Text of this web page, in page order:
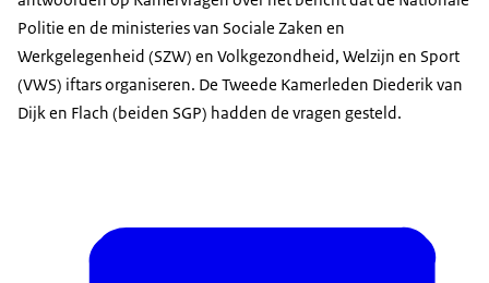
Politie en de ministeries van Sociale Zaken en
Werkgelegenheid (SZW) en Volkgezondheid, Welzijn en Sport
(VWS) iftars organiseren. De Tweede Kamerleden Diederik van
Dijk en Flach (beiden SGP) hadden de vragen gesteld.